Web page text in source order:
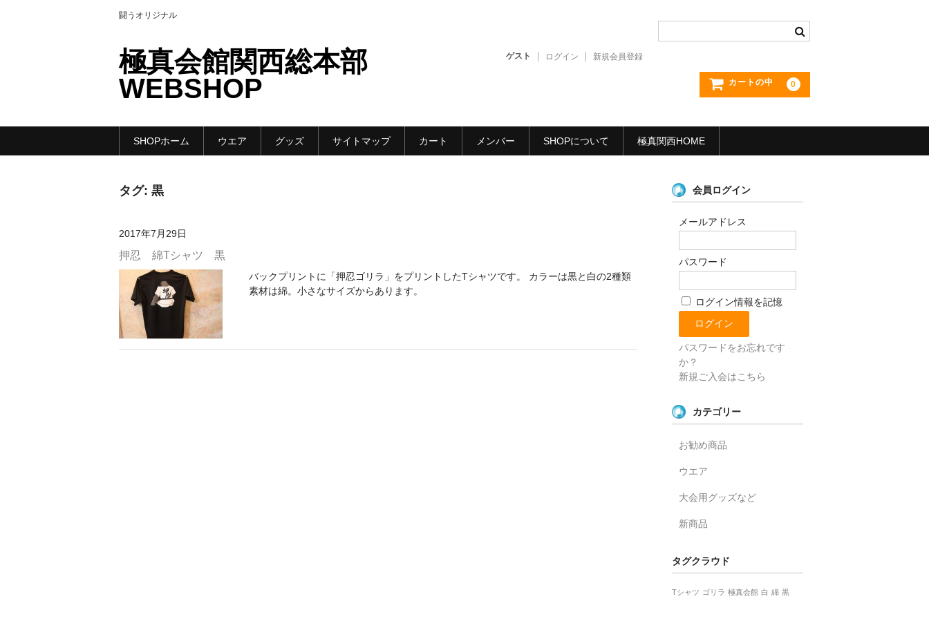
闘うオリジナル
極真会館関西総本部
WEBSHOP
ゲスト ログイン 新規会員登録
カートの中 0
SHOPホーム ウエア グッズ サイトマップ カート メンバー SHOPについて 極真関西HOME
タグ: 黒
2017年7月29日
押忍 綿Tシャツ 黒
バックプリントに「押忍ゴリラ」をプリントしたTシャツです。 カラーは黒と白の2種類
素材は綿。小さなサイズからあります。
会員ログイン
メールアドレス
パスワード
ログイン情報を記憶
パスワードをお忘れです
か？
新規ご入会はこちら
カテゴリー
お勧め商品
ウエア
大会用グッズなど
新商品
タグクラウド
Tシャツ ゴリラ 極真会館 白 綿 黒